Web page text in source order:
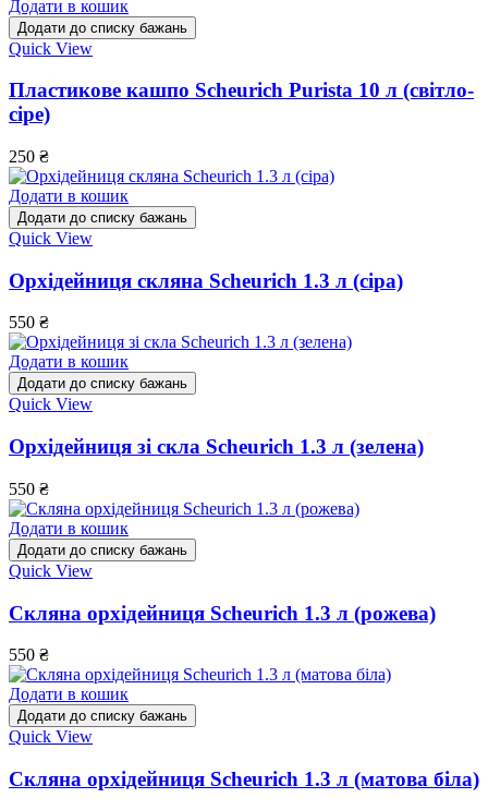
Додати в кошик
Додати до списку бажань
Quick View
Пластикове кашпо Scheurich Purista 10 л (світло-
сіре)
250 ₴
Додати в кошик
Додати до списку бажань
Quick View
Орхідейниця скляна Scheurich 1.3 л (сіра)
550 ₴
Додати в кошик
Додати до списку бажань
Quick View
Орхідейниця зі скла Scheurich 1.3 л (зелена)
550 ₴
Додати в кошик
Додати до списку бажань
Quick View
Скляна орхідейниця Scheurich 1.3 л (рожева)
550 ₴
Додати в кошик
Додати до списку бажань
Quick View
Скляна орхідейниця Scheurich 1.3 л (матова біла)